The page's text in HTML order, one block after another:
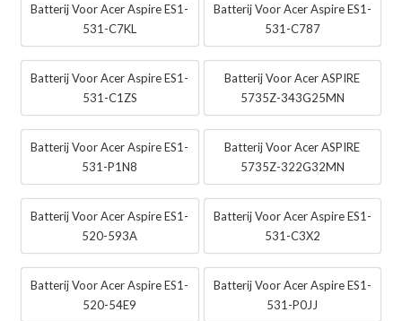
Batterij Voor Acer Aspire ES1-
531-C7KL
Batterij Voor Acer Aspire ES1-
531-C787
Batterij Voor Acer Aspire ES1-
531-C1ZS
Batterij Voor Acer ASPIRE
5735Z-343G25MN
Batterij Voor Acer Aspire ES1-
531-P1N8
Batterij Voor Acer ASPIRE
5735Z-322G32MN
Batterij Voor Acer Aspire ES1-
520-593A
Batterij Voor Acer Aspire ES1-
531-C3X2
Batterij Voor Acer Aspire ES1-
520-54E9
Batterij Voor Acer Aspire ES1-
531-P0JJ